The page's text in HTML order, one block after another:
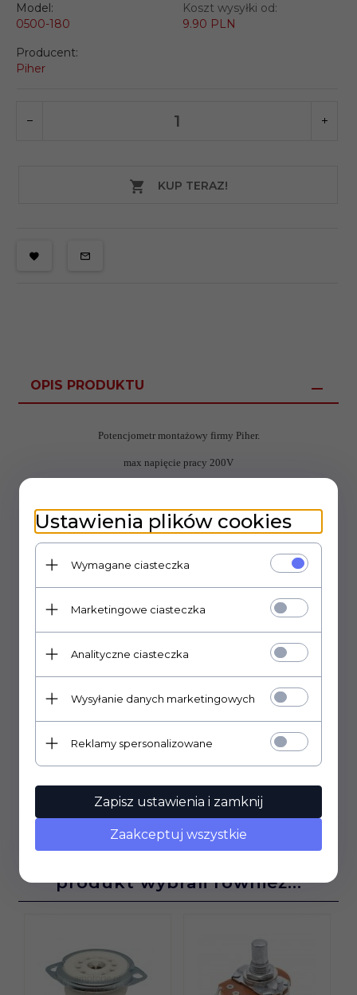
Model:
0500-180
Koszt wysyłki od:
9.90 PLN
Producent:
Piher
KUP TERAZ!
OPIS PRODUKTU
Potencjometr montażowy firmy Piher.
max napięcie pracy 200V
ścieżka węglowa, moc 0,15W
OPINIE KLIENTÓW
produkt wybrali również...
Ustawienia plików cookies
Wymagane ciasteczka
Marketingowe ciasteczka
Analityczne ciasteczka
Wysyłanie danych marketingowych
Reklamy spersonalizowane
Zapisz ustawienia i zamknij
Zaakceptuj wszystkie